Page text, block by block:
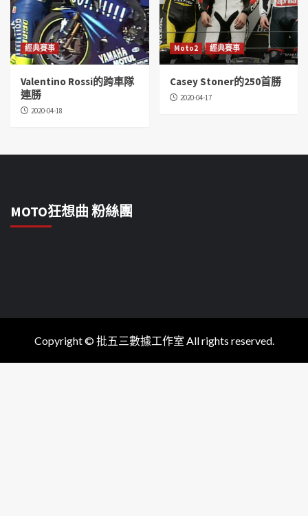
經典賽事
Valentino Rossi的跨車隊
連勝
2020-04-18
Moto2 經典賽事
Casey Stoner的250首勝
2020-04-17
MOTO狂想曲 粉絲團
Copyright © 批五三數據工作室 All rights reserved.